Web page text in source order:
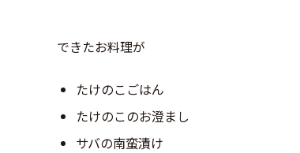
できたお料理が
たけのこごはん
たけのこのお澄まし
サバの南蛮漬け